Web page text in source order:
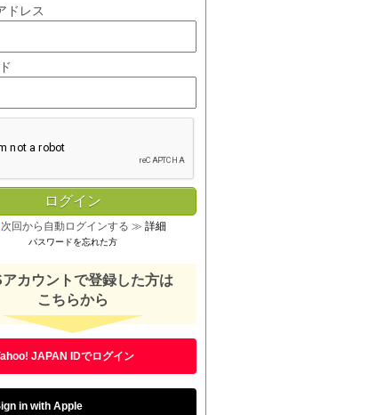
ドレス
次回から自動ログインする ≫ 詳細
パスワードを忘れた方
カウントで登録した方は
こちらから
JAPAN IDでログイン
in with Apple